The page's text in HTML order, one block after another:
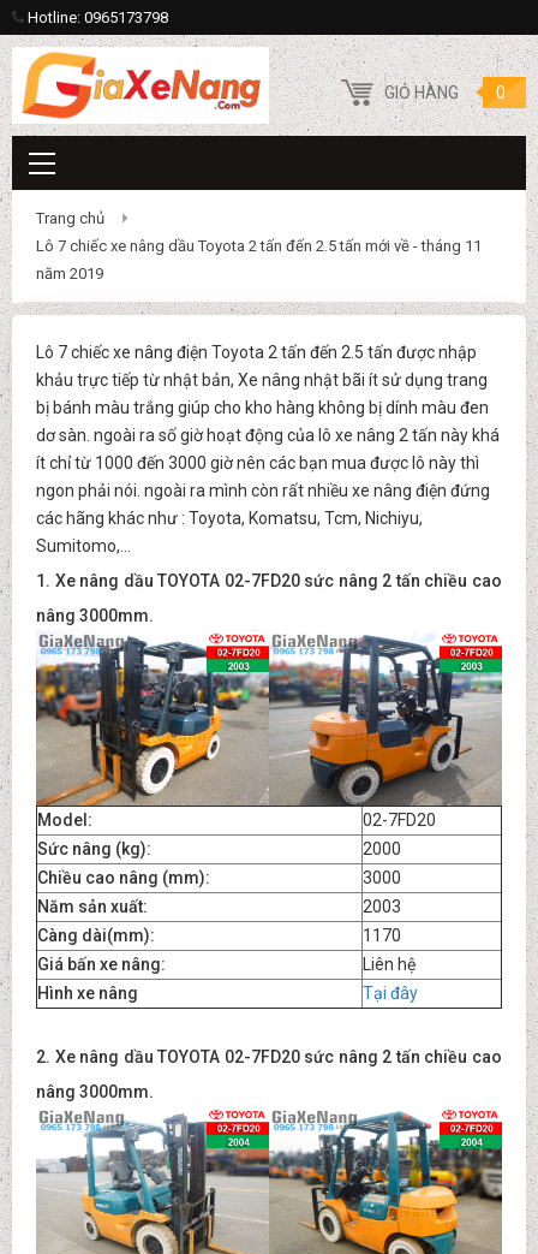
Hotline: 0965173798
GIỎ HÀNG 0
Trang chủ
Lô 7 chiếc xe nâng dầu Toyota 2 tấn đến 2.5 tấn mới về - tháng 11
năm 2019
Lô 7 chiếc xe nâng điện Toyota 2 tấn đến 2.5 tấn được nhập
khảu trực tiếp từ nhật bản, Xe nâng nhật bãi ít sử dụng trang
bị bánh màu trắng giúp cho kho hàng không bị dính màu đen
dơ sàn. ngoài ra số giờ hoạt động của lô xe nâng 2 tấn này khá
ít chỉ từ 1000 đến 3000 giờ nên các bạn mua được lô này thì
ngon phải nói. ngoài ra mình còn rất nhiều xe nâng điện đứng
các hãng khác như : Toyota, Komatsu, Tcm, Nichiyu,
Sumitomo,...
1. Xe nâng dầu TOYOTA 02-7FD20 sức nâng 2 tấn chiều cao
nâng 3000mm.
Model:
02-7FD20
Sức nâng (kg):
2000
Chiều cao nâng (mm):
3000
Năm sản xuất:
2003
Càng dài(mm):
1170
Giá bấn xe nâng:
Liên hệ
Hình xe nâng
Tại đây
2. Xe nâng dầu TOYOTA 02-7FD20 sức nâng 2 tấn chiều cao
nâng 3000mm.